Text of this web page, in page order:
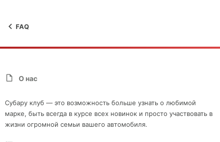
FAQ
О нас
Субару клуб — это возможность больше узнать о любимой
марке, быть всегда в курсе всех новинок и просто участвовать в
жизни огромной семьи вашего автомобиля.